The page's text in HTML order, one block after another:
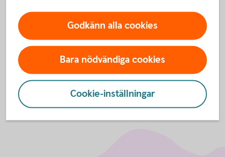
och statistik.
Godkänn alla cookies
Bara nödvändiga cookies
Cookie-inställningar